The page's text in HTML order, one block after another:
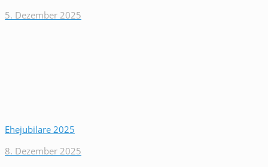
5. Dezember 2025
Ehejubilare 2025
8. Dezember 2025